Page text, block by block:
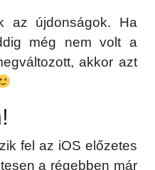
az újdonságok. Ha
még nem volt a
akkor azt
fel az iOS előzetes
a régebben már
Főoldal